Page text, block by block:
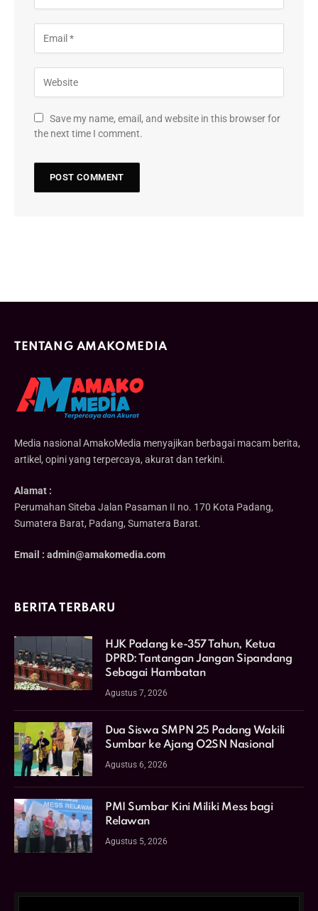
Save my name, email, and website in this browser for
the next time I comment.
TENTANG AMAKOMEDIA
Media nasional AmakoMedia menyajikan berbagai macam berita,
artikel, opini yang terpercaya, akurat dan terkini.
Alamat :
Perumahan Siteba Jalan Pasaman II no. 170 Kota Padang,
Sumatera Barat, Padang, Sumatera Barat.
Email : admin@amakomedia.com
BERITA TERBARU
HJK Padang ke-357 Tahun, Ketua
DPRD: Tantangan Jangan Sipandang
Sebagai Hambatan
Agustus 7, 2026
Dua Siswa SMPN 25 Padang Wakili
Sumbar ke Ajang O2SN Nasional
Agustus 6, 2026
PMI Sumbar Kini Miliki Mess bagi
Relawan
Agustus 5, 2026